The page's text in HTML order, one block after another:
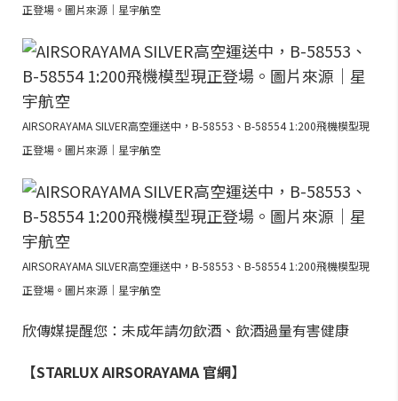
正登場。圖片來源｜星宇航空
AIRSORAYAMA SILVER高空運送中，B-58553、B-58554 1:200飛機模型現
正登場。圖片來源｜星宇航空
AIRSORAYAMA SILVER高空運送中，B-58553、B-58554 1:200飛機模型現
正登場。圖片來源｜星宇航空
欣傳媒提醒您：未成年請勿飲酒、飲酒過量有害健康
【STARLUX AIRSORAYAMA 官網】